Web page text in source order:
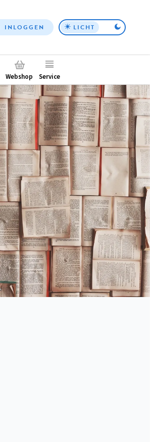
Top
INLOGGEN LICHT
Webshop Service